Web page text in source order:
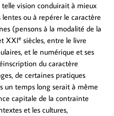
vision conduirait à mieux
ou à repérer le caractère
(pensons à la modalité de la
XXIe siècles, entre le livre
et le numérique et ses
du caractère
de certaines pratiques
un temps long serait à même
capitale de la contrainte
et les cultures,